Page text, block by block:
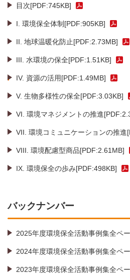
目次[PDF:745KB]
I. 環境保全体制[PDF:905KB]
II. 地球温暖化防止[PDF:2.73MB]
III. 水環境の保全[PDF:1.51KB]
IV. 資源の活用[PDF:1.49MB]
V. 生物多様性の保全[PDF:3.03KB]
VI. 環境マネジメントの推進
VII. 環境コミュニケーションの推進
VIII. 環境配慮型商品[PDF:2.61MB]
IX. 環境保全の歩み[PDF:498KB]
バックナンバー
2025年度環境保全活動事例集全ペ
2024年度環境保全活動事例集全ペ
2023年度環境保全活動事例集全ペ